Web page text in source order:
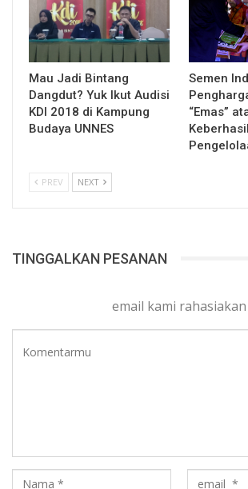
Mau Jadi Bintang
Dangdut? Yuk Ikut Audisi
KDI 2018 di Kampung
Budaya UNNES
Semen
“Emas”
PREV NEXT
TINGGALKAN PESANAN
email kami rahasiakan